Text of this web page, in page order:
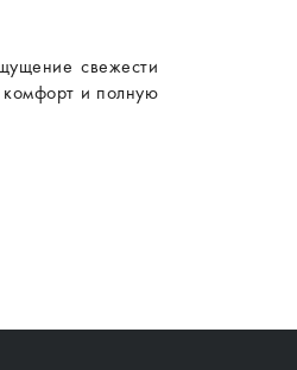
свежести
комфорт и полную